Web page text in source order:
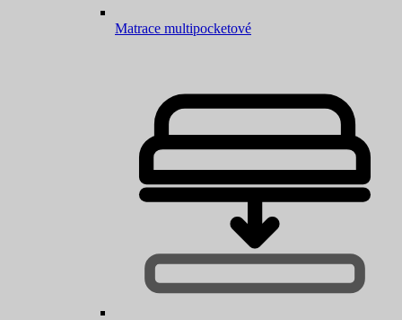
Matrace multipocketové